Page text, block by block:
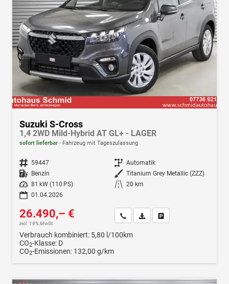
Suzuki S-Cross
1,4 2WD Mild-Hybrid AT GL+ - LAGER
sofort lieferbar Fahrzeug mit Tageszulassung
Fahrzeugnr. 59447 Getriebe Automatik
Kraftstoff Benzin Außenfarbe Titanium Grey Metallic (ZZZ)
Leistung
81 kW (110 PS) Kilometerstand 20 km
01.04.2026
26.490,– €
incl. 19% MwSt.
Wir rufen Sie anFahrzeugexposé (PDF)
Verbrauch kombiniert: 5,80 l/100km
CO2-Klasse: D
CO2-Emissionen: 132,00 g/km